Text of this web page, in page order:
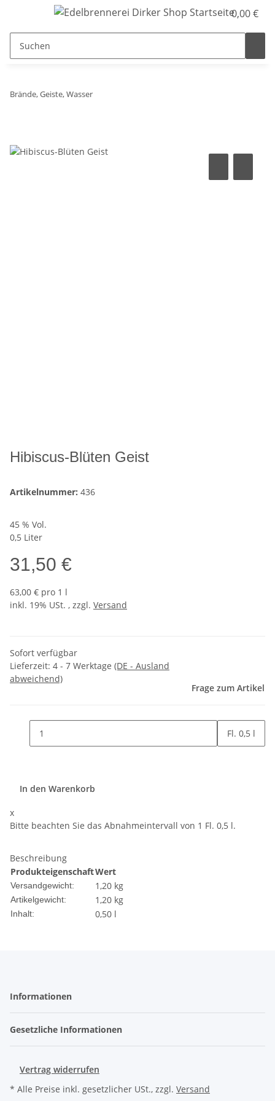
0,00 €
Brände, Geiste, Wasser
Hibiscus-Blüten Geist
Artikelnummer: 436
45 % Vol.
0,5 Liter
31,50 €
63,00 € pro 1 l
inkl. 19% USt. , zzgl. Versand
Sofort verfügbar
Lieferzeit: 4 - 7 Werktage (DE - Ausland
abweichend)
Frage zum Artikel
Fl. 0,5 l
In den Warenkorb
x
Bitte beachten Sie das Abnahmeintervall von 1 Fl. 0,5 l.
Beschreibung
ProdukteigenschaftWert
Versandgewicht: 1,20 kg
Artikelgewicht: 1,20 kg
Inhalt: 0,50 l
Informationen
Gesetzliche Informationen
Vertrag widerrufen
* Alle Preise inkl. gesetzlicher USt., zzgl. Versand